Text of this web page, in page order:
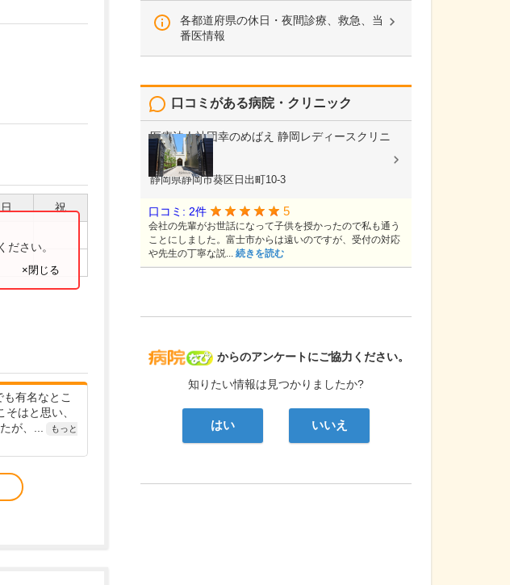
日 祝
さい。
×閉じる
有名なとこ
はと思い、
が、...
もっと
各都道府県の休日・夜間診療、救急、当
番医情報
病院なび
からのアンケートにご協力ください。
知りたい情報は見つかりましたか?
はい いいえ
口コミがある病院・クリニック
医療法人社団幸のめばえ 静岡レディースクリニ
ック
婦人科
静岡県静岡市葵区日出町10-3
口コミ: 2件 5
会社の先輩がお世話になって子供を授かったので私も通う
ことにしました。富士市からは遠いのですが、受付の対応
や先生の丁寧な説... 続きを読む